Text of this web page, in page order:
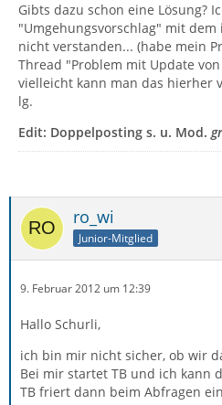
Gibts dazu schon eine Lösung?
"Umgehungsvorschlag" mit
nicht verstanden... (habe mein
Thread "Problem mit Update
vielleicht kann man das hierher
lg.
Edit: Doppelposting s. u. Mod.
ro_wi
Junior-Mitglied
9. Februar 2012 um 12:39
Hallo Schurli,
ich bin mir nicht sicher, ob wir
Bei mir startet TB und ich kann
TB friert dann beim Abfragen